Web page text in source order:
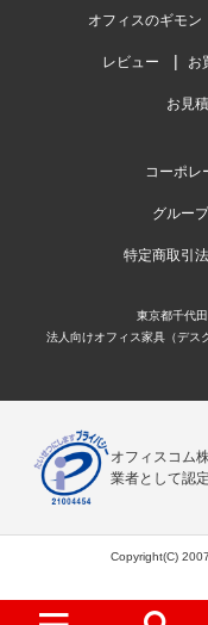
オフィスのギモン
レビュー お
お見
コーポレ
グルー
特定商取引
東京都千代
法人向けオフィス家具（デス
オフィスコム
業者として認
Copyright(C)